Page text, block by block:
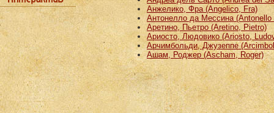
Анжелико, Фра (Angelico, Fra)
Антонелло да Мессина (Antonello
Аретино, Пьетро (Aretino, Pietro)
Ариосто, Людовико (Ariosto,
Арчимбольди, Джузеппе
Ашам, Роджер (Ascham, Roger)